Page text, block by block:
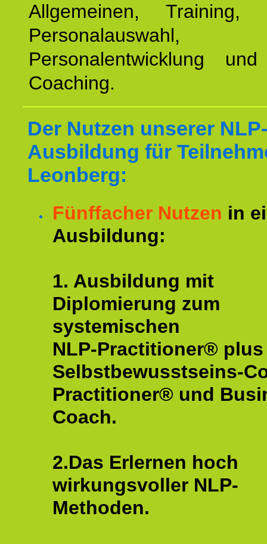
Allgemeinen, Training,
Personalauswahl,
Personalentwicklung
Coaching.
Der Nutzen unserer
Ausbildung für
Leonberg:
Fünffacher Nutzen in
Ausbildung:
1. Ausbildung mit
Diplomierung zum
systemischen
NLP-Practitioner® plus
Selbstbewusstseins-
Practitioner® und
Coach.
2.Das Erlernen hoch
wirkungsvoller NLP-
Methoden.